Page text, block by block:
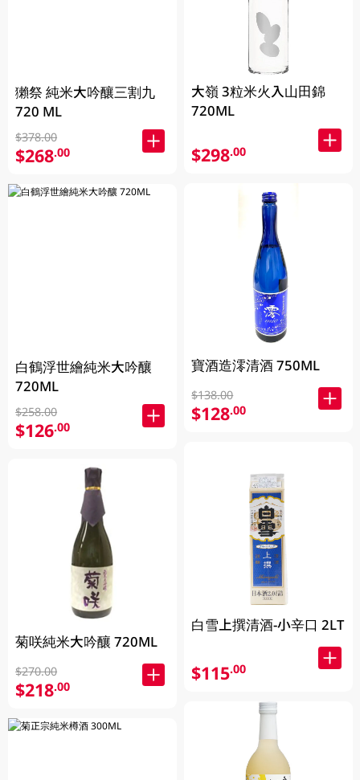
獺祭 純米大吟釀三割九
720 ML
$378.00
$268.00
白鶴浮世繪純米大吟釀
720ML
$258.00
$126.00
菊咲純米大吟釀 720ML
$270.00
$218.00
大嶺 3粒米火入山田錦
720ML
$298.00
寶酒造澪清酒 750ML
$138.00
$128.00
白雪上撰清酒-小辛口 2LT
$115.00